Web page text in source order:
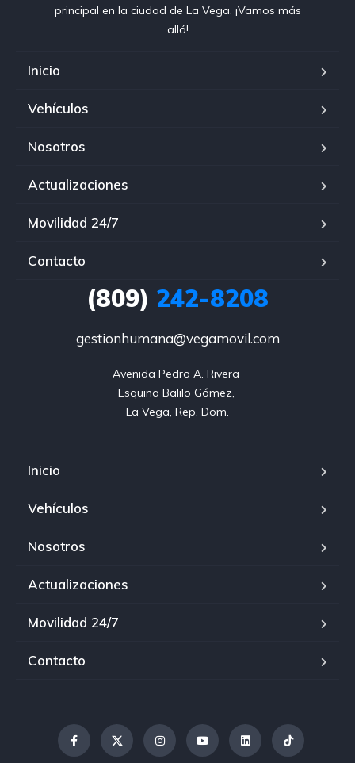
principal en la ciudad de La Vega. ¡Vamos más
allá!
Inicio
Vehículos
Nosotros
Actualizaciones
Movilidad 24/7
Contacto
(809) 242-8208
gestionhumana@vegamovil.com
Avenida Pedro A. Rivera
Esquina Balilo Gómez,
La Vega, Rep. Dom.
Inicio
Vehículos
Nosotros
Actualizaciones
Movilidad 24/7
Contacto